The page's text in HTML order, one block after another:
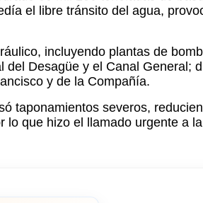
el libre tránsito del agua,
incluyendo plantas de
Desagüe y el Canal General;
y de la Compañía.
taponamientos severos,
que hizo el llamado urgente a